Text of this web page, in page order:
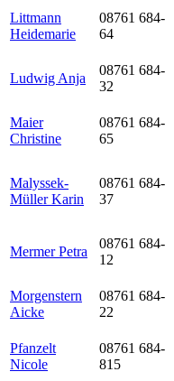
Littmann
Heidemarie
08761 684-
64
Ludwig Anja
08761 684-
32
Maier
Christine
08761 684-
65
Malyssek-
Müller Karin
08761 684-
37
Mermer Petra
08761 684-
12
Morgenstern
Aicke
08761 684-
22
Pfanzelt
Nicole
08761 684-
815